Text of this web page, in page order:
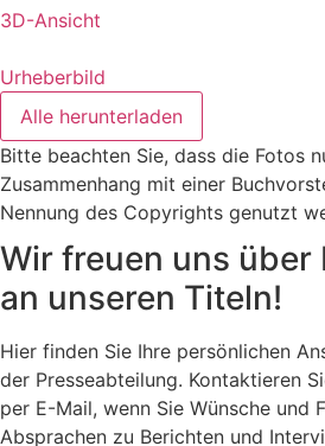
3D-Ansicht
Urheberbild
Alle herunterladen
Bitte beachten Sie, dass die Fotos
Zusammenhang mit einer
Nennung des Copyrights genutzt
Wir freuen uns über
an unseren Titeln!
Hier finden Sie Ihre persönlichen
der Presseabteilung. Kontaktieren
per E-Mail, wenn Sie Wünsche und
Absprachen zu Berichten und